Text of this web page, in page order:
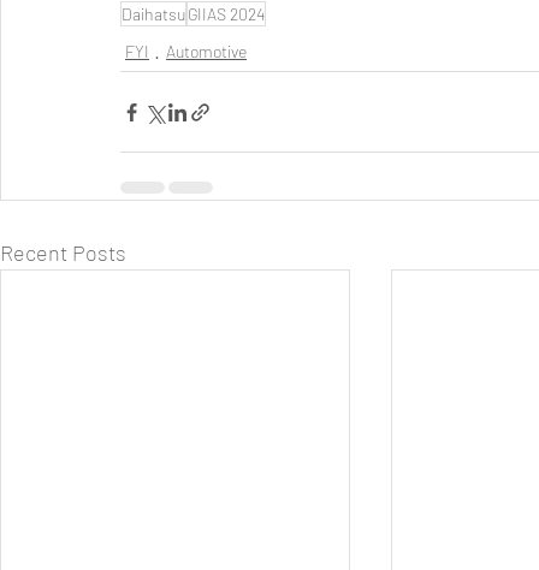
DaihatsuGIIAS 2024
FYI
Automotive
Recent Posts